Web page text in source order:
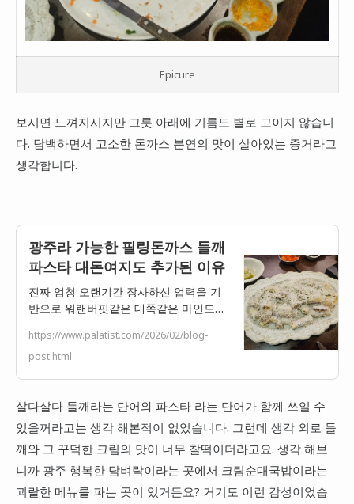
Epicure
보시면 느껴지시지만 그릇 아래에 기름도 별로 고이지 않습니
다. 담백하면서 고소한 돈까스 본연의 맛이 살아있는 증거라고
생각합니다.
광주라 가능한 필링돈까스 들깨
파스타 대돈여지도 추가된 이유
진짜 엄청 오랜기간 장사하신 업력을 기
반으로 워랜버핏같은 대쪽같은 마인드로
동네 맛집으로는 유지됐는데 이제는 그러
한 밑바탕을 기반으로 어쩔 수 없이 유명
https://www.palatist.com/2026/02/blog-
post.html
살다살다 들깨라는 단어와 파스타 라는 단어가 함께 쓰일 수
있을꺼라고는 생각 해본적이 없었습니다. 그런데 생각 외로 들
깨와 그 꾸덕한 크림의 맛이 너무 찰떡이더라고요. 생각 해보
니까 광주 행복한 담벼락이라는 곳에서 크림순대국밥이라는
괴랄한 메뉴를 파는 곳이 있거든요? 거기도 이런 감성이었습